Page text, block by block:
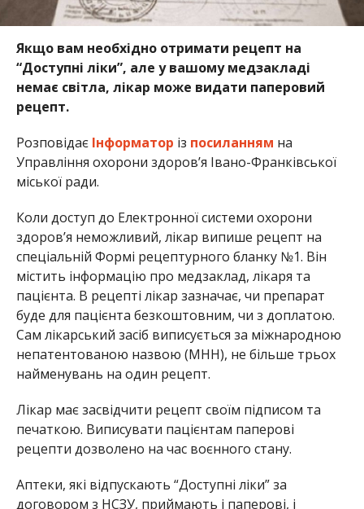
Якщо вам необхідно отримати рецепт на
“Доступні ліки”, але у вашому медзакладі
немає світла, лікар може видати паперовий
рецепт.
Розповідає Інформатор із посиланням на
Управління охорони здоров’я Івано-Франківської
міської ради.
Коли доступ до Електронної системи охорони
здоров’я неможливий, лікар випише рецепт на
спеціальній Формі рецептурного бланку №1. Він
містить інформацію про медзаклад, лікаря та
пацієнта. В рецепті лікар зазначає, чи препарат
буде для пацієнта безкоштовним, чи з доплатою.
Сам лікарський засіб виписується за міжнародною
непатентованою назвою (МНН), не більше трьох
найменувань на один рецепт.
Лікар має засвідчити рецепт своїм підписом та
печаткою. Виписувати пацієнтам паперові
рецепти дозволено на час воєнного стану.
Аптеки, які відпускають “Доступні ліки” за
договором з НСЗУ, приймають і паперові, і